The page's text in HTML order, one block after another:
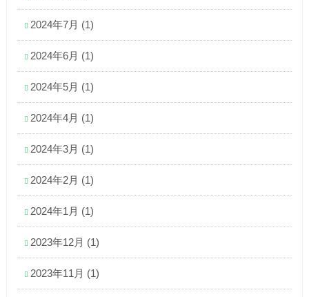
2024年7月 (1)
2024年6月 (1)
2024年5月 (1)
2024年4月 (1)
2024年3月 (1)
2024年2月 (1)
2024年1月 (1)
2023年12月 (1)
2023年11月 (1)